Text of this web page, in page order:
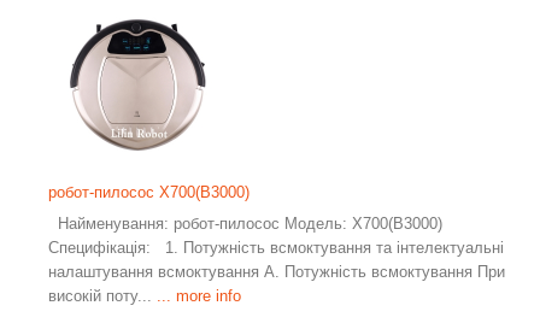
робот-пилосос X700(B3000)
Найменування: робот-пилосос Модель: X700(B3000)
Специфікація: 1. Потужність всмоктування та інтелектуальні
налаштування всмоктування A. Потужність всмоктування При
високій поту...
... more info